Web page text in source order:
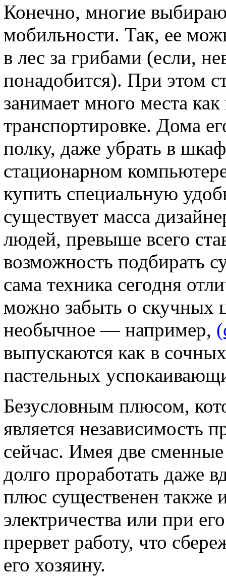
Конечно, многие
мобильности. Так, ее
в лес за грибами (если,
понадобится). При этом
занимает много места
транспортировке. Дома
полку, даже убрать в
стационарном
купить специальную
существует масса
людей, превыше всего
возможность подбирать
сама техника сегодня
можно забыть о скучных
необычное — например,
выпускаются как в
пастельных
Безусловным плюсом,
является независимость
сейчас. Имея две
долго проработать даже
плюс существенен также
электричества или при
прервет работу, что
его хозяину.